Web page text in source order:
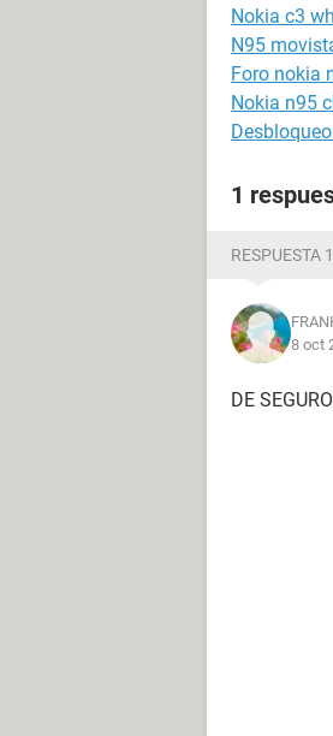
Nokia c3
N95
Foro nokia
Nokia n95
1
RESPUESTA
8 oct
DE